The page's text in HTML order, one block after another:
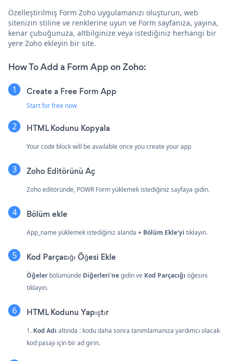
Özelleştirilmiş Form Zoho uygulamanızı oluşturun, web
sitenizin stiline ve renklerine uyun ve Form sayfanıza, yayına,
kenar çubuğunuza, altbilginize veya istediğiniz herhangi bir
yere Zoho ekleyin bir site.
How To Add a Form App on Zoho:
Create a Free Form App
Start for free now
HTML Kodunu Kopyala
Your code block will be available once you create your app
Zoho Editörünü Aç
Zoho editöründe, POWR Form yüklemek istediğiniz sayfaya gidin.
Bölüm ekle
App_name yüklemek istediğiniz alanda + Bölüm Ekle'yi tıklayın.
Kod Parçacığı Öğesi Ekle
Öğelerbölümünde Diğerleri'negidin ve Kod Parçacığı öğesini
tıklayın.
HTML Kodunu Yapıştır
1. Kod Adı altında : kodu daha sonra tanımlamanıza yardımcı olacak
kod pasajı için bir ad girin.